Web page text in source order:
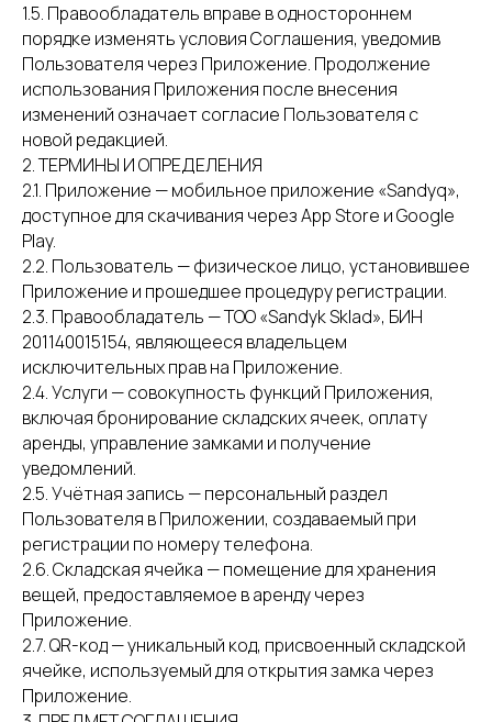
1.5. Правообладатель вправе в одностороннем
порядке изменять условия Соглашения, уведомив
Пользователя через Приложение. Продолжение
использования Приложения после внесения
изменений означает согласие Пользователя с
новой редакцией.
2. ТЕРМИНЫ И ОПРЕДЕЛЕНИЯ
2.1. Приложение — мобильное приложение «Sandyq»,
доступное для скачивания через App Store и Google
Play.
2.2. Пользователь — физическое лицо, установившее
Приложение и прошедшее процедуру регистрации.
2.3. Правообладатель — ТОО «Sandyk Sklad», БИН
201140015154, являющееся владельцем
исключительных прав на Приложение.
2.4. Услуги — совокупность функций Приложения,
включая бронирование складских ячеек, оплату
аренды, управление замками и получение
уведомлений.
2.5. Учётная запись — персональный раздел
Пользователя в Приложении, создаваемый при
регистрации по номеру телефона.
2.6. Складская ячейка — помещение для хранения
вещей, предоставляемое в аренду через
Приложение.
2.7. QR-код — уникальный код, присвоенный складской
ячейке, используемый для открытия замка через
Приложение.